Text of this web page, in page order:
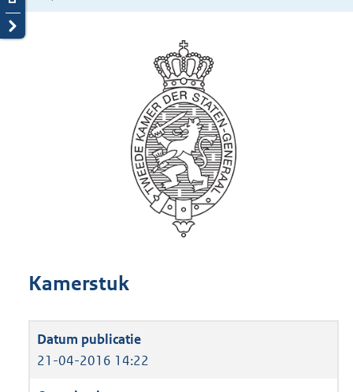
Kamerstuk
21-04-2016 14:22